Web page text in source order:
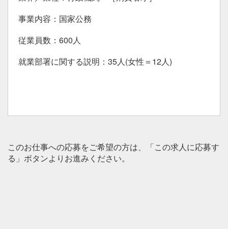
事業内容：国家公務
従業員数：600人
就業部署に関する説明：35人(女性＝12人)
このお仕事への応募をご希望の方は、「この求人に応募す
る」ボタンよりお進みください。